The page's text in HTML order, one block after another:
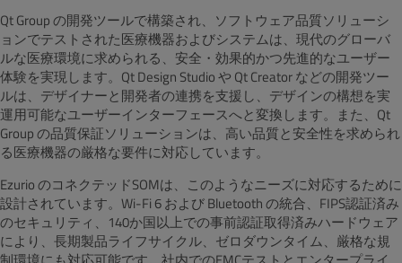
Qt Group の開発ツールで構築され、ソフトウェア品質ソリューシ
ョンでテストされた医療機器およびシステムは、現代のグローバ
ルな医療環境に求められる、安全・効果的かつ先進的なユーザー
体験を実現します。Qt Design Studio や Qt Creator などの開発ツー
ルは、デザイナーと開発者の連携を支援し、デザインの構想を実
運用可能なユーザーインターフェースへと変換します。また、Qt
Group の品質保証ソリューションは、高い品質と安全性を求められ
る医療機器の厳格な要件に対応しています。
Ezurio のコネクテッドSOMは、このようなニーズに対応するために
設計されています。Wi-Fi 6 および Bluetooth の統合、FIPS認証済み
のセキュリティ、140か国以上での事前認証取得済みハードウェア
により、長期製品ライフサイクル、ゼロダウンタイム、厳格な規